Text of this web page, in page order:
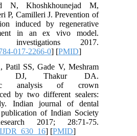
N, Khoshkhounejad M,
P, Camilleri J. Prevention of
induced by regenerative
in an ex vivo model.
investigations 2017.
017-2266-0] [PMID
Patil SS, Gade V, Meshram
DJ, Thakur DA.
analysis of crown
by two different sealers:
Indian journal of dental
publication of Indian Society
2017; 28:71-75.
] [PMID